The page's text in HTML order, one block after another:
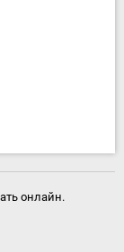
онлайн.